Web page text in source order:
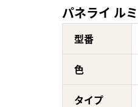
パネライ ル
型番
色
タイプ